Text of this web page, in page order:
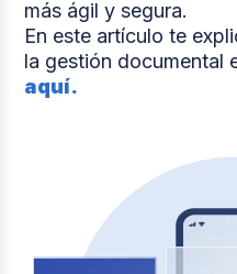
más ágil y segura.
En este artículo te
la gestión documental
aquí.